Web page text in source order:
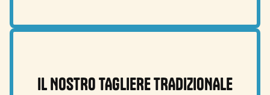
IL NOSTRO TAGLIERE TRADIZIONALE